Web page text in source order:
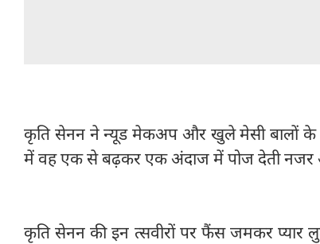
कृति सेनन ने न्यूड मेकअप और खुले मेसी बालों के
में वह एक से बढ़कर एक अंदाज में पोज देती नजर
कृति सेनन की इन त्सवीरों पर फैंस जमकर प्यार